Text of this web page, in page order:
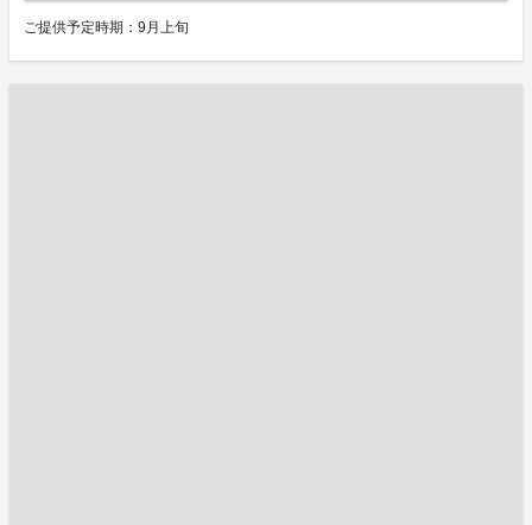
ご提供予定時期：9月上旬